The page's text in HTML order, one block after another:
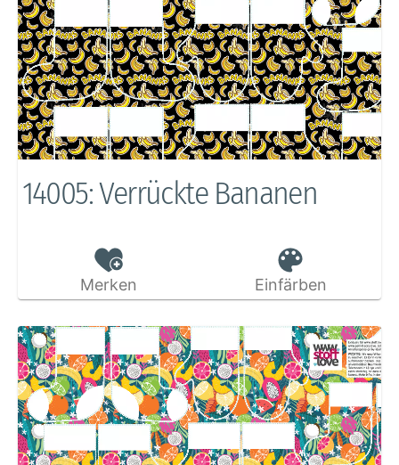
14005: Verrückte Bananen
Merken Einfärben